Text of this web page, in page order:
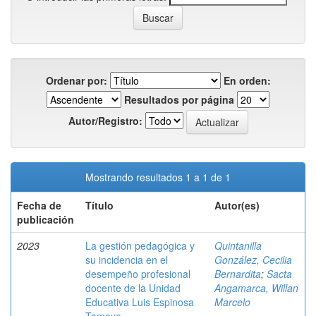
Ordenar por:
En orden:
Resultados por página
Autor/Registro:
Mostrando resultados 1 a 1 de 1
Fecha de
publicación
Título Autor(es)
2023
La gestión pedagógica y
su incidencia en el
desempeño profesional
docente de la Unidad
Educativa Luis Espinosa
Quintanilla
González, Cecilia
Bernardita; Sacta
Angamarca, Willan
Marcelo